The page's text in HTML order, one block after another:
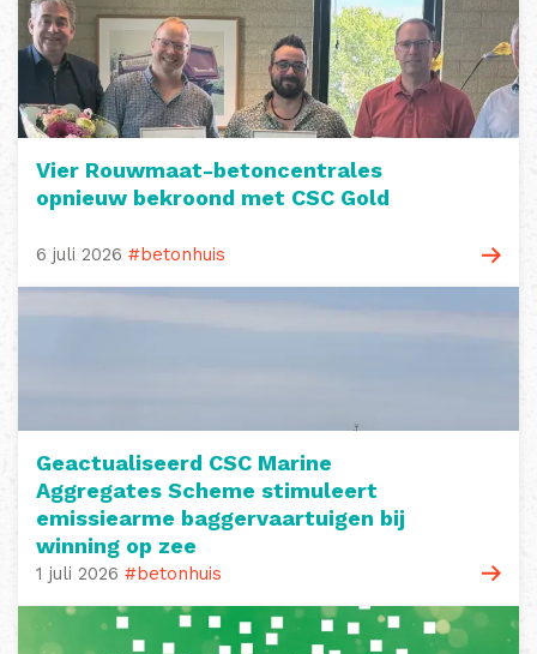
Vier Rouwmaat-betoncentrales
opnieuw bekroond met CSC Gold
6 juli 2026 #betonhuis
Geactualiseerd CSC Marine
Aggregates Scheme stimuleert
emissiearme baggervaartuigen bij
winning op zee
1 juli 2026 #betonhuis